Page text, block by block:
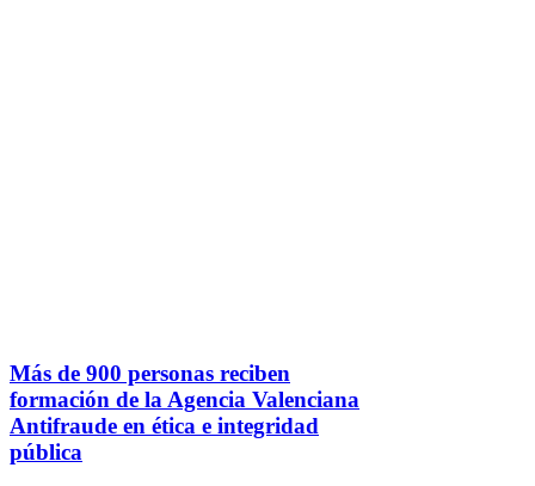
Más de 900 personas reciben
formación de la Agencia Valenciana
Antifraude en ética e integridad
pública